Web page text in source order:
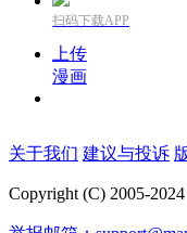
扫码下载APP
上传
漫画
关于我们 建议与投诉
Copyright (C) 2005-